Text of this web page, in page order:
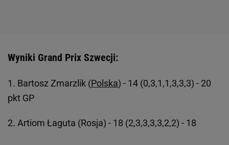
Wyniki Grand Prix Szwecji:
1. Bartosz Zmarzlik (Polska) - 14 (0,3,1,1,3,3,3) - 20
pkt GP
2. Artiom Łaguta (Rosja) - 18 (2,3,3,3,3,2,2) - 18